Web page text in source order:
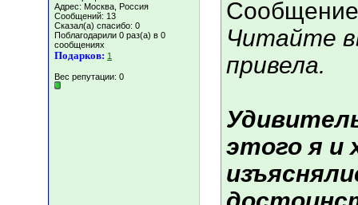
Адрес: Москва, Россия
Сообщений: 13
Сказал(а) спасибо: 0
Поблагодарили 0 раз(а) в 0
сообщениях
Подарков: 1
Вес репутации: 0
Читайте
привела.
этого я и